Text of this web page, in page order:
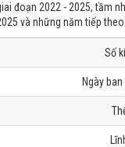
đoạn 2022 - 2025, tầm
và những năm tiếp theo
Số
Ngày